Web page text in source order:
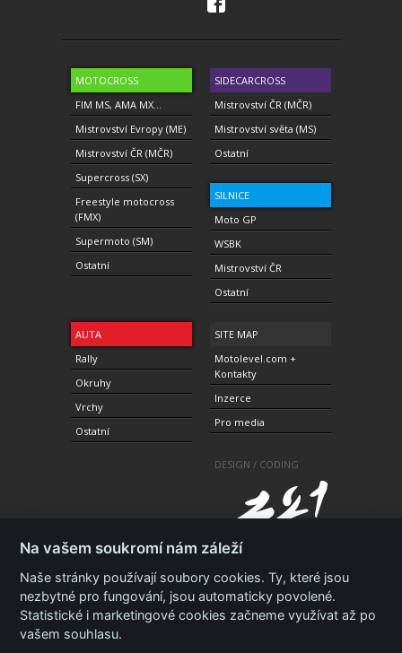
MOTOCROSS
FIM MS, AMA MX...
Mistrovství Evropy (ME)
Mistrovství ČR (MČR)
Supercross (SX)
Freestyle motocross
(FMX)
Supermoto (SM)
Ostatní
SIDECARCROSS
Mistrovství ČR (MČR)
Mistrovství světa (MS)
Ostatní
SILNICE
Moto GP
WSBK
Mistrovství ČR
Ostatní
AUTA
Rally
Okruhy
Vrchy
Ostatní
SITE MAP
Motolevel.com +
Kontakty
Inzerce
Pro media
DESIGN / CODING
© 2010-2021 Copyright Motolevel. Všechna práva
vyhrazena.
Na vašem soukromí nám záleží
Naše stránky používají soubory cookies. Ty, které jsou
nezbytné pro fungování, jsou automaticky povolené.
Statistické i marketingové cookies začneme využívat až po
vašem souhlasu.